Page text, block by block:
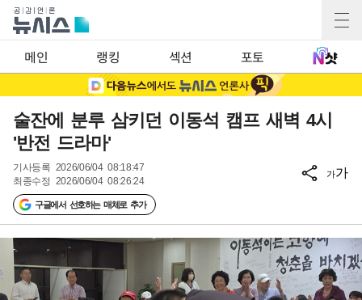
메인 랭킹 섹션 포토
술잔에 분루 삼키던 이동석 캠프 새벽 4시
'반전 드라마'
기사등록 2026/06/04 08:18:47
최종수정 2026/06/04 08:26:24
구글에서 선호하는 매체로 추가
가가